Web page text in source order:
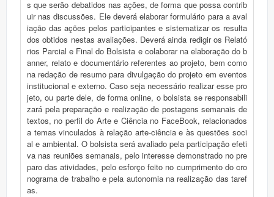
s que serão debatidos nas ações, de forma que possa contrib
uir nas discussões. Ele deverá elaborar formulário para a aval
iação das ações pelos participantes e sistematizar os resulta
dos obtidos nestas avaliações. Deverá ainda redigir os Relató
rios Parcial e Final do Bolsista e colaborar na elaboração do b
anner, relato e documentário referentes ao projeto, bem como
na redação de resumo para divulgação do projeto em eventos
institucional e externo. Caso seja necessário realizar esse pro
jeto, ou parte dele, de forma online, o bolsista se responsabili
zará pela preparação e realização de postagens semanais de
textos, no perfil do Arte e Ciência no FaceBook, relacionados
a temas vinculados à relação arte-ciência e às questões soci
al e ambiental. O bolsista será avaliado pela participação efeti
va nas reuniões semanais, pelo interesse demonstrado no pre
paro das atividades, pelo esforço feito no cumprimento do cro
nograma de trabalho e pela autonomia na realização das taref
as.